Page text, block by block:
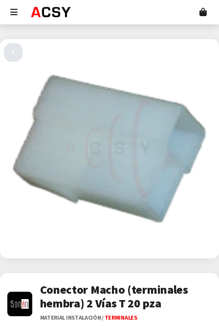
Conector Macho (terminales
hembra) 2 Vías T 20 pza
MATERIAL INSTALACIÓN/ TERMINALES